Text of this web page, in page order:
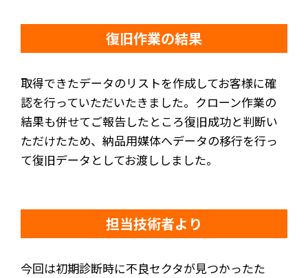
復旧作業の結果
取得できたデータのリストを作成してお客様に確
認を行っていただいたきました。クローン作業の
結果も併せてご報告したところ復旧成功と判断い
ただけたため、納品用媒体へデータの移行を行っ
て復旧データとしてお渡ししました。
担当技術者より
今回は初期診断時に不良セクタが見つかったた